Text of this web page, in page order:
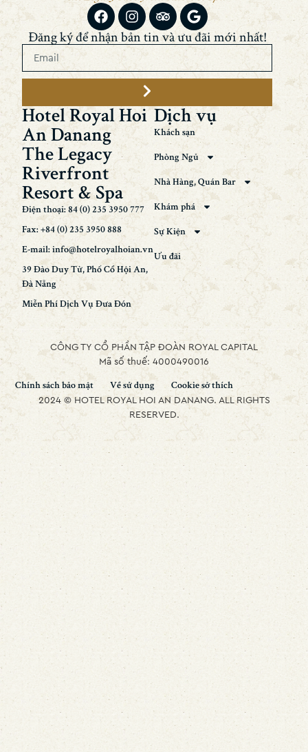
Đăng ký để nhận bản tin và ưu đãi mới nhất!
Hotel Royal Hoi
An Danang
The Legacy
Riverfront
Resort & Spa
Điện thoại: 84 (0) 235 3950 777
Fax: +84 (0) 235 3950 888
E-mail: info@hotelroyalhoian.vn
39 Đào Duy Từ, Phố Cổ Hội An,
Đà Nẵng
Miễn Phí Dịch Vụ Đưa Đón
Dịch vụ
Khách sạn
Phòng Ngủ
Nhà Hàng, Quán Bar
Khám phá
Sự Kiện
Ưu đãi
CÔNG TY CỔ PHẦN TẬP ĐOÀN ROYAL CAPITAL
Mã số thuế: 4000490016
Chính sách bảo mật Về sử dụng Cookie sở thích
2024 © HOTEL ROYAL HOI AN DANANG. ALL RIGHTS
RESERVED.